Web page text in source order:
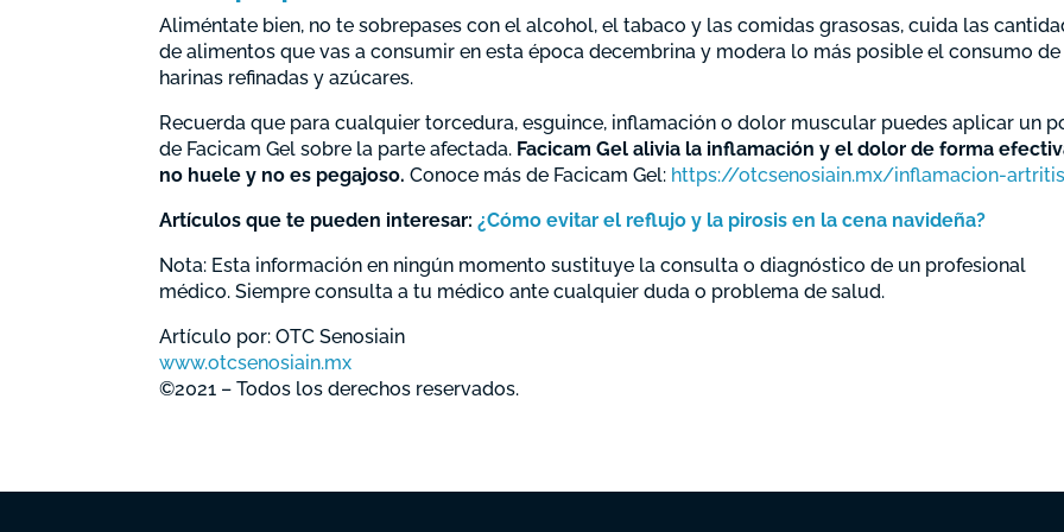
Aliméntate bien, no te sobrepases con el alcohol, el tabaco y las comidas grasosas, cuida las
de alimentos que vas a consumir en esta época decembrina y modera lo más posible el consumo de
harinas refinadas y azúcares.
Recuerda que para cualquier torcedura, esguince, inflamación o dolor muscular puedes aplicar un
de Facicam Gel sobre la parte afectada. Facicam Gel alivia la inflamación y el dolor de forma
no huele y no es pegajoso. Conoce más de Facicam Gel: https://otcsenosiain.mx/inflamacion-
Artículos que te pueden interesar:¿Cómo evitar el reflujo y la pirosis en la cena navideña?
Nota: Esta información en ningún momento sustituye la consulta o diagnóstico de un profesional
médico. Siempre consulta a tu médico ante cualquier duda o problema de salud.
Artículo por: OTC Senosiain
www.otcsenosiain.mx
©2021 – Todos los derechos reservados.